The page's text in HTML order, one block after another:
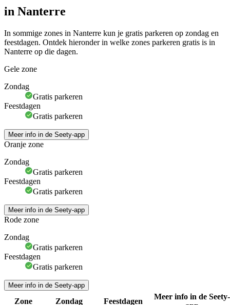
in Nanterre
In sommige zones in Nanterre kun je gratis parkeren op zondag en
feestdagen. Ontdek hieronder in welke zones parkeren gratis is in
Nanterre op die dagen.
Gele zone
Zondag
Gratis parkeren
Feestdagen
Gratis parkeren
Meer info in de Seety-app
Oranje zone
Zondag
Gratis parkeren
Feestdagen
Gratis parkeren
Meer info in de Seety-app
Rode zone
Zondag
Gratis parkeren
Feestdagen
Gratis parkeren
Meer info in de Seety-app
Zone Zondag Feestdagen
Meer info in de Seety-